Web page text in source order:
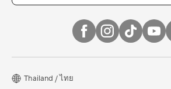
Thailand / ไทย